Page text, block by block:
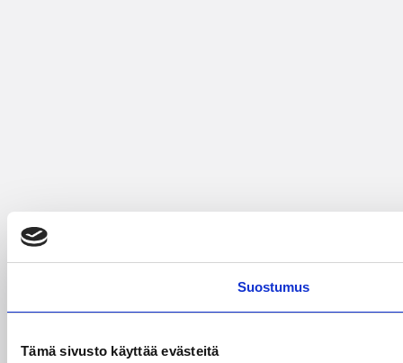
Suostumus
Tämä sivusto käyttää evästeitä